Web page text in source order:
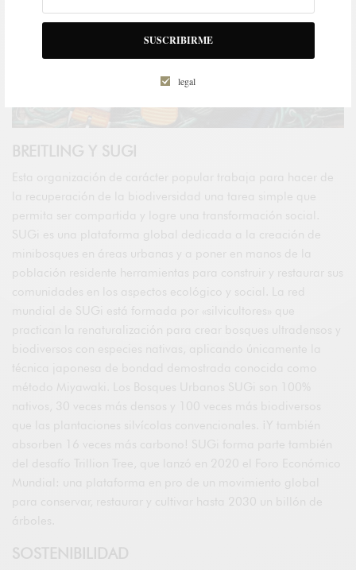
SUSCRIBIRME
legal
BREITLING Y SUGI
Esta organización de carácter popular trabaja para hacer de
la recuperación de la biodiversidad una tarea simple que
permita ser compartida y logre una transformación social.
SUGi es una plataforma global dedicada a la creación de
minibosques en áreas urbanas y a poner en manos de la
población residente herramientas para construir y restaurar sus
comunidades en los aspectos ecológico y social. La red
mundial de SUGi está formada por «silvicultores» que
practican la renaturalización para crear bosques ultradensos y
biodiversos con especies nativas, aplicando únicamente la
técnica japonesa de bondad demostrada conocida como
método Miyawaki. Los Bosques Urbanos SUGi son 100%
nativos, 30 veces más densos y 100 veces más biodiversos
que las plantaciones silvícolas convencionales. ¡Y también
absorben 16 veces más carbono! SUGi forma parte también
del desafío Trillion Tree, que lanzó en 2020 el Foro Económico
Mundial: una plataforma en pro de un movimiento global
para conservar, restaurar y cultivar hasta 2030 un billón de
árboles.
SOSTENIBILIDAD